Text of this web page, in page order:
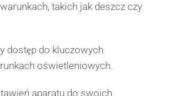
takich jak deszcz czy
dostęp do kluczowych
oświetleniowych.
aparatu do swoich